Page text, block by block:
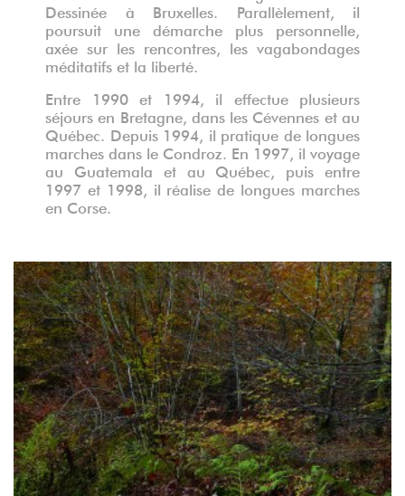
Dessinée à Bruxelles. Parallèlement, il
poursuit une démarche plus personnelle,
axée sur les rencontres, les vagabondages
méditatifs et la liberté.
Entre 1990 et 1994, il effectue plusieurs
séjours en Bretagne, dans les Cévennes et au
Québec. Depuis 1994, il pratique de longues
marches dans le Condroz. En 1997, il voyage
au Guatemala et au Québec, puis entre
1997 et 1998, il réalise de longues marches
en Corse.